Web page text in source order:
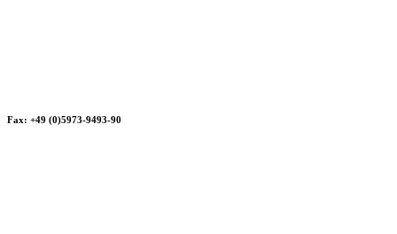
Fax: +49 (0)5973-9493-90